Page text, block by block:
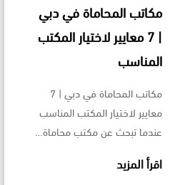
مكاتب المحاماة في دبي
| 7 معايير لاختيار المكتب
المناسب
مكاتب المحاماة في دبي | 7
معايير لاختيار المكتب المناسب
عندما تبحث عن مكتب محاماة…
اقرأ المزيد